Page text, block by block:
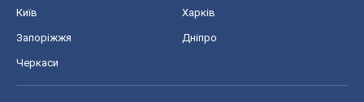
Київ Харків
Запоріжжя Дніпро
Черкаси